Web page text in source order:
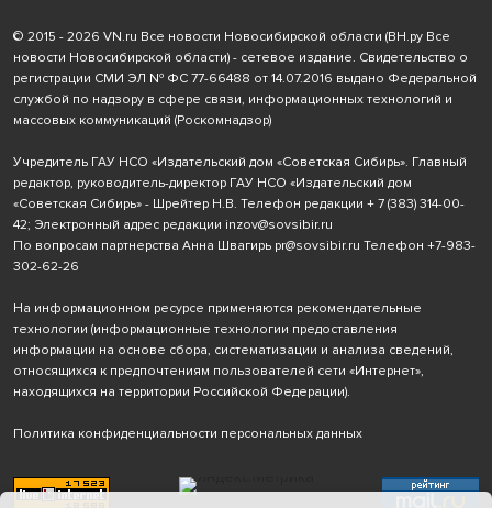
© 2015 - 2026 VN.ru Все новости Новосибирской области (ВН.ру Все
новости Новосибирской области) - сетевое издание. Свидетельство о
регистрации СМИ ЭЛ № ФС 77-66488 от 14.07.2016 выдано Федеральной
службой по надзору в сфере связи, информационных технологий и
массовых коммуникаций (Роскомнадзор)
Учредитель ГАУ НСО «Издательский дом «Советская Сибирь». Главный
редактор, руководитель-директор ГАУ НСО «Издательский дом
«Советская Сибирь» - Шрейтер Н.В. Телефон редакции + 7 (383) 314-00-
42; Электронный адрес редакции inzov@sovsibir.ru
По вопросам партнерства Анна Швагирь pr@sovsibir.ru Телефон +7-983-
302-62-26
На информационном ресурсе применяются рекомендательные
технологии (информационные технологии предоставления
информации на основе сбора, систематизации и анализа сведений,
относящихся к предпочтениям пользователей сети «Интернет»,
находящихся на территории Российской Федерации).
Политика конфиденциальности персональных данных